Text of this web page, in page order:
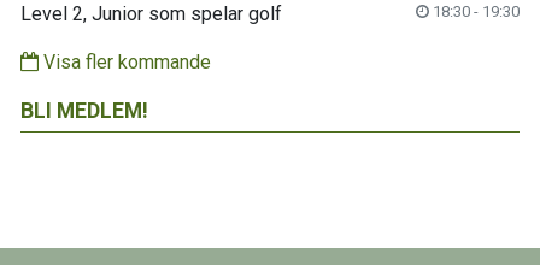
18:30 - 19:30
Level 2, Junior som spelar golf
Visa fler kommande
BLI MEDLEM!